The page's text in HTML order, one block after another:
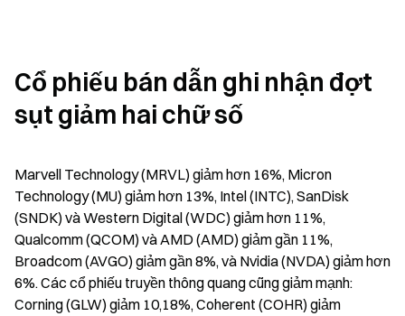
Cổ phiếu bán dẫn ghi nhận đợt
sụt giảm hai chữ số
Marvell Technology (MRVL) giảm hơn 16%, Micron
Technology (MU) giảm hơn 13%, Intel (INTC), SanDisk
(SNDK) và Western Digital (WDC) giảm hơn 11%,
Qualcomm (QCOM) và AMD (AMD) giảm gần 11%,
Broadcom (AVGO) giảm gần 8%, và Nvidia (NVDA) giảm hơn
6%. Các cổ phiếu truyền thông quang cũng giảm mạnh:
Corning (GLW) giảm 10,18%, Coherent (COHR) giảm